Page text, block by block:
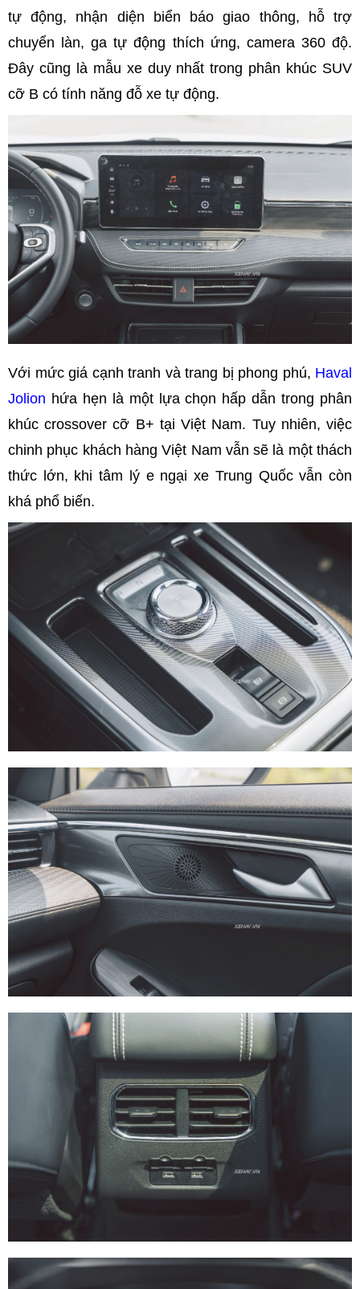
tự động, nhận diện biển báo giao thông, hỗ trợ
chuyển làn, ga tự động thích ứng, camera 360 độ.
Đây cũng là mẫu xe duy nhất trong phân khúc SUV
cỡ B có tính năng đỗ xe tự động.
Với mức giá cạnh tranh và trang bị phong phú, Haval
Jolion hứa hẹn là một lựa chọn hấp dẫn trong phân
khúc crossover cỡ B+ tại Việt Nam. Tuy nhiên, việc
chinh phục khách hàng Việt Nam vẫn sẽ là một thách
thức lớn, khi tâm lý e ngại xe Trung Quốc vẫn còn
khá phổ biến.